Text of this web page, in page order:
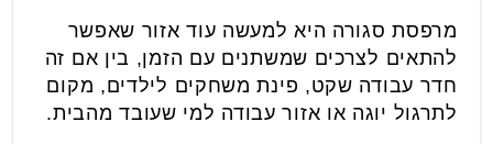
מרפסת סגורה היא למעשה עוד אזור שאפשר
להתאים לצרכים שמשתנים עם הזמן, בין אם זה
חדר עבודה שקט, פינת משחקים לילדים, מקום
לתרגול יוגה או אזור עבודה למי שעובד מהבית.